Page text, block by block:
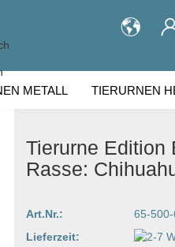
METALL TIERURNEN
Tierurne Edition
Rasse:
Art.Nr.:
65-500-
Lieferzeit: